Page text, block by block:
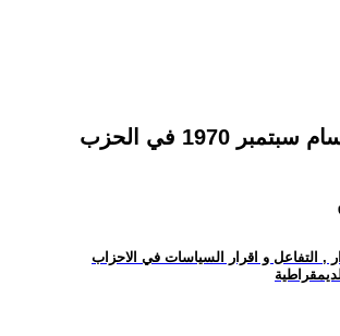
الذكرى ٥٥ لانقسام سبتمبر 1970 في الحزب
, التفاعل و اقرار السياسات في الاحزاب